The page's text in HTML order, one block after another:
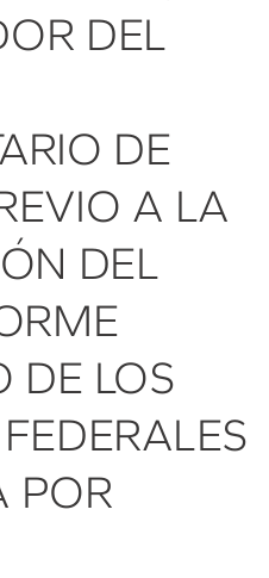
DEL
DE
A LA
DEL
DE LOS
POR